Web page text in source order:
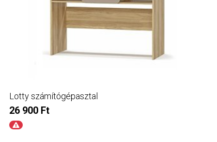
Lotty számítógépasztal
26 900 Ft